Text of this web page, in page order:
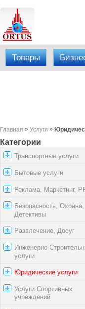
Товары
Главная » Услуги »
Категории
Транспортные услуги
Бытовые услуги
Реклама, Маркетинг,
Безопасность, Охрана,
Детективы
Развлечение, Досуг
Инженерно-
услуги
Юридические услуги
Услуги Спортивных
учреждений